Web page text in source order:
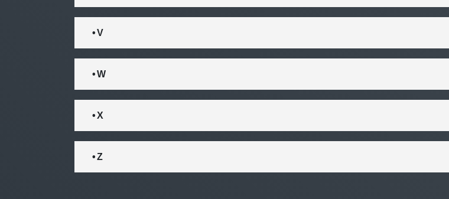
• V
• W
• X
• Z